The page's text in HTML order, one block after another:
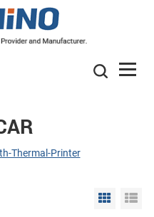
Thermal-Printer
Grid